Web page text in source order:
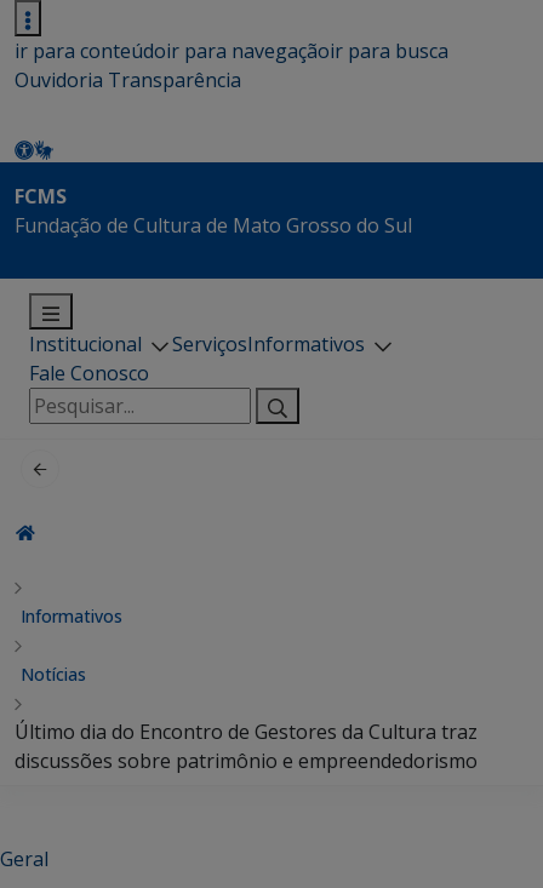
ir para conteúdoir para navegaçãoir para busca
Ouvidoria Transparência
FCMS
Fundação de Cultura de Mato Grosso do Sul
Institucional ServiçosInformativos
Fale Conosco
Pesquisar
por:
Informativos
Notícias
Último dia do Encontro de Gestores da Cultura traz
discussões sobre patrimônio e empreendedorismo
Geral